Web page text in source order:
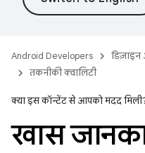
Android Developers डिज़ाइन
तकनीकी क्वालिटी
क्या इस कॉन्टेंट से आपको मदद
खास